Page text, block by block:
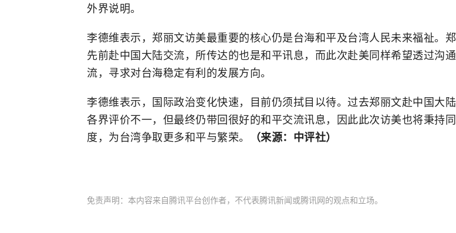
外界说明。
李德维表示，郑丽文访美最重要的核心仍是台海和平及台湾人民未来福祉。
先前赴中国大陆交流，所传达的也是和平讯息，而此次赴美同样希望透过沟
流，寻求对台海稳定有利的发展方向。
李德维表示，国际政治变化快速，目前仍须拭目以待。过去郑丽文赴中国大陆
各界评价不一，但最终仍带回很好的和平交流讯息，因此此次访美也将秉持
度，为台湾争取更多和平与繁荣。
（来源：中评社）
免责声明：本内容来自腾讯平台创作者，不代表腾讯新闻或腾讯网的观点和立场。